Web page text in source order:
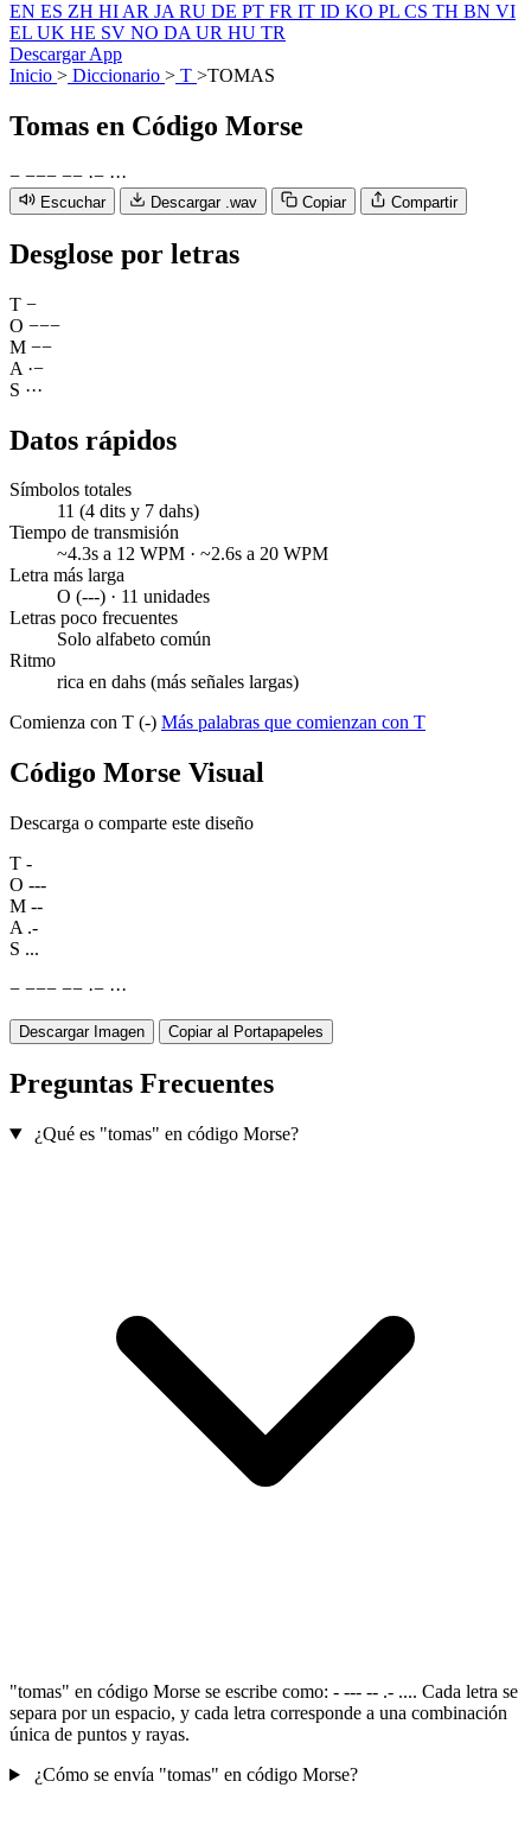
EN ES ZH HI AR JA RU DE PT FR IT ID KO PL CS TH BN VI
EL UK HE SV NO DA UR HU TR
Descargar App
Inicio > Diccionario > T >TOMAS
Tomas en Código Morse
− −−− −− ·− ···
Escuchar Descargar .wav Copiar Compartir
Desglose por letras
T −
O −−−
M −−
A ·−
S ···
Datos rápidos
Símbolos totales
11 (4 dits y 7 dahs)
Tiempo de transmisión
~4.3s a 12 WPM · ~2.6s a 20 WPM
Letra más larga
O (---) · 11 unidades
Letras poco frecuentes
Solo alfabeto común
Ritmo
rica en dahs (más señales largas)
Comienza con T (-) Más palabras que comienzan con T
Código Morse Visual
Descarga o comparte este diseño
T -
O ---
M --
A .-
S ...
− −−− −− ·− ···
Descargar Imagen Copiar al Portapapeles
Preguntas Frecuentes
¿Qué es "tomas" en código Morse?
"tomas" en código Morse se escribe como: - --- -- .- .... Cada letra se
separa por un espacio, y cada letra corresponde a una combinación
única de puntos y rayas.
¿Cómo se envía "tomas" en código Morse?